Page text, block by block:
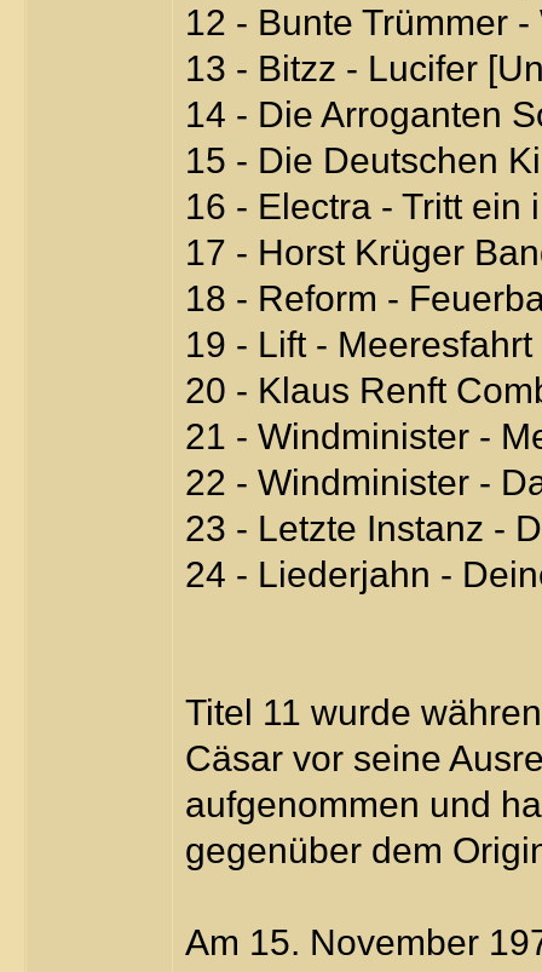
12 - Bunte Trümmer
13 - Bitzz - Lucifer
14 - Die Arroganten
15 - Die Deutschen
16 - Electra - Tritt ein
17 - Horst Krüger
18 - Reform -
19 - Lift -
20 - Klaus Renft
21 - Windminister -
22 - Windminister -
23 - Letzte Instanz -
24 - Liederjahn -
Titel 11 wurde
Cäsar vor seine
aufgenommen und
gegenüber dem
Am 15. November